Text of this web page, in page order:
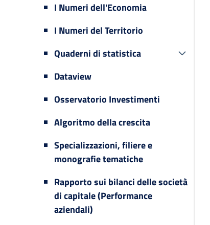
I Numeri dell'Economia
I Numeri del Territorio
Quaderni di statistica
Dataview
Osservatorio Investimenti
Algoritmo della crescita
Specializzazioni, filiere e
monografie tematiche
Rapporto sui bilanci delle società
di capitale (Performance
aziendali)